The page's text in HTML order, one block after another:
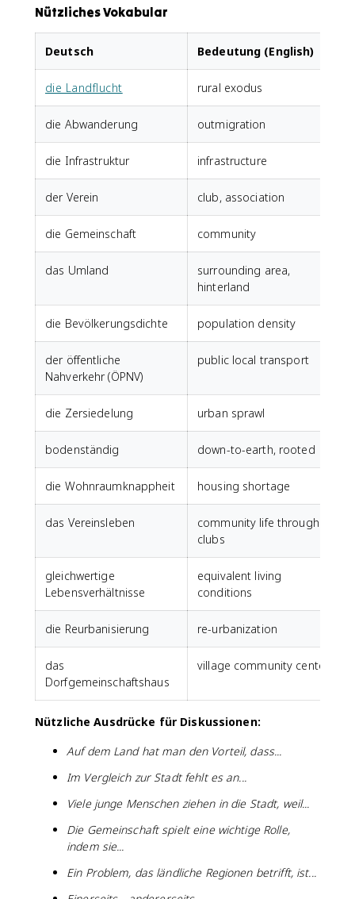
Nützliches Vokabular
Deutsch Bedeutung (English)
die Landflucht rural exodus
die Abwanderung outmigration
die Infrastruktur infrastructure
der Verein club, association
die Gemeinschaft community
das Umland
surrounding area,
hinterland
die Bevölkerungsdichte population density
der öffentliche
Nahverkehr (ÖPNV)
public local transport
die Zersiedelung urban sprawl
bodenständig down-to-earth, rooted
die Wohnraumknappheit housing shortage
das Vereinsleben
community life through
clubs
gleichwertige
Lebensverhältnisse
equivalent living
conditions
die Reurbanisierung re-urbanization
das
Dorfgemeinschaftshaus
village community center
Nützliche Ausdrücke für Diskussionen:
Auf dem Land hat man den Vorteil, dass...
Im Vergleich zur Stadt fehlt es an...
Viele junge Menschen ziehen in die Stadt, weil...
Die Gemeinschaft spielt eine wichtige Rolle,
indem sie...
Ein Problem, das ländliche Regionen betrifft, ist...